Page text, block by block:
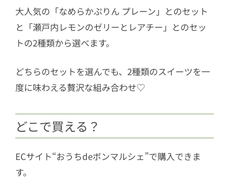
大人気の「なめらかぷりん プレーン」とのセット
と「瀬戸内レモンのゼリーとレアチー」とのセッ
トの2種類から選べます。
どちらのセットを選んでも、2種類のスイーツを一
度に味わえる贅沢な組み合わせ♡
どこで買える？
ECサイト“おうちdeボンマルシェ”で購入できま
す。